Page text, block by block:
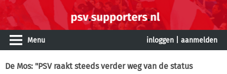
Menu inloggen aanmelden
De Mos: "PSV raakt steeds verder weg van de status